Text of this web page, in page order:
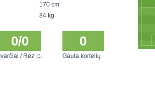
170 cm
84 kg
0/0
Įvarčiai / Rez. p.
0
Gauta kortelių